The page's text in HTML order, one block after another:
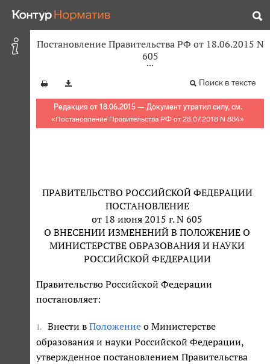
Постановление Правительства РФ от 18.06.2015 N
605
Поиск в тексте
Редакция от 18.06.2015 — Документ утратил силу, см.
«Постановление Правительства РФ от 28.07.2018 N 884»
ПРАВИТЕЛЬСТВО РОССИЙСКОЙ ФЕДЕРАЦИИ
ПОСТАНОВЛЕНИЕ
от 18 июня 2015 г. N 605
О ВНЕСЕНИИ ИЗМЕНЕНИЙ В ПОЛОЖЕНИЕ О
МИНИСТЕРСТВЕ ОБРАЗОВАНИЯ И НАУКИ
РОССИЙСКОЙ ФЕДЕРАЦИИ
Правительство Российской Федерации
постановляет:
1. Внести в Положение о Министерстве
образования и науки Российской Федерации,
утвержденное постановлением Правительства